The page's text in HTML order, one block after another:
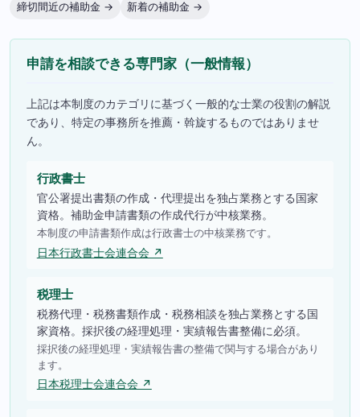
締切間近の補助金 →
新着の補助金 →
申請を相談できる専門家（一般情報）
上記は本制度のカテゴリに基づく一般的な士業の役割の解説
であり、特定の事務所を推薦・斡旋するものではありませ
ん。
行政書士
官公署提出書類の作成・代理提出を独占業務とする国家
資格。補助金申請書類の作成代行が中核業務。
本制度の申請書類作成は行政書士の中核業務です。
日本行政書士会連合会 ↗
税理士
税務代理・税務書類作成・税務相談を独占業務とする国
家資格。採択後の経理処理・実績報告書整備に必須。
採択後の経理処理・実績報告書の整備で関与する場合があり
ます。
日本税理士会連合会 ↗